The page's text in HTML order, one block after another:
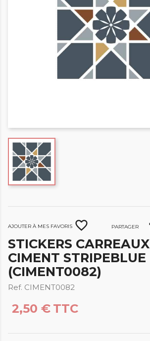
Ajouter à mes favoris favorite_border Partager
STICKERS
CIMENT STRIPEBLUE
(CIMENT0082)
Ref. CIMENT0082
2,50 € TTC